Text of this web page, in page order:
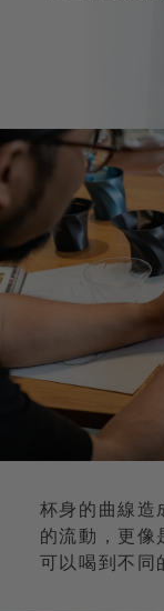
杯身的曲線造
的流動，更像
可以喝到不同